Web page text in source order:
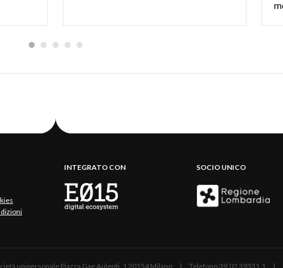
zf/index.php/servizi-
INTEGRATO CON SOCIO UNICO
unipersonale Piazza Gae Aulenti, 1 20154 Milano | Telefono 39.02 39331.1